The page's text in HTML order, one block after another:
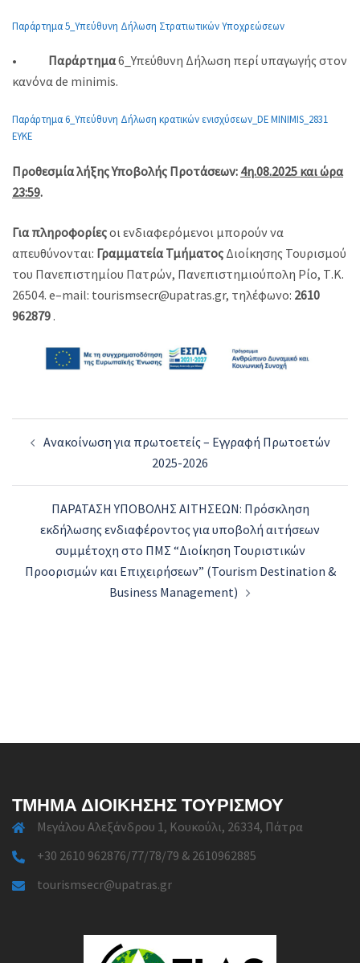
Παράρτημα 5_Υπεύθυνη Δήλωση Στρατιωτικών Υποχρεώσεων
• Παράρτημα6_Υπεύθυνη Δήλωση περί υπαγωγής στον
κανόνα de minimis.
Παράρτημα 6_Υπεύθυνη Δήλωση κρατικών ενισχύσεων_DE MINIMIS_2831
ΕΥΚΕ
Προθεσμία λήξης Υποβολής Προτάσεων: 4η.08.2025 και ώρα
23:59.
Για πληροφορίεςοι ενδιαφερόμενοι μπορούν να
απευθύνονται: Γραμματεία Τμήματος Διοίκησης Τουρισμού
του Πανεπιστημίου Πατρών, Πανεπιστημιούπολη Ρίο, Τ.Κ.
26504. e–mail: tourismsecr@upatras.gr, τηλέφωνο: 2610
962879 .
navigation
Ανακοίνωση για πρωτοετείς – Εγγραφή Πρωτοετών
2025-2026
ΠΑΡΑΤΑΣΗ ΥΠΟΒΟΛΗΣ ΑΙΤΗΣΕΩΝ: Πρόσκληση
εκδήλωσης ενδιαφέροντος για υποβολή αιτήσεων
συμμέτοχη στο ΠΜΣ “Διοίκηση Τουριστικών
Προορισμών και Επιχειρήσεων” (Tourism Destination &
Business Management)
ΤΜΉΜΑ ΔΙΟΊΚΗΣΗΣ ΤΟΥΡΙΣΜΟΎ
Μεγάλου Αλεξάνδρου 1, Κουκούλι, 26334, Πάτρα
+30 2610 962876/77/78/79 & 2610962885
tourismsecr@upatras.gr